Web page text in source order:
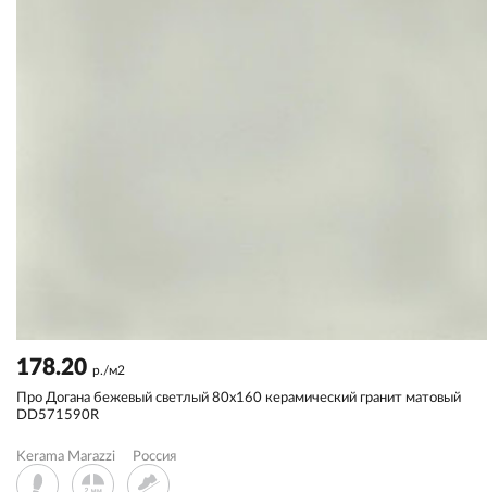
178.20 р./м2
Про Догана бежевый светлый 80x160 керамический гранит матовый
DD571590R
Kerama Marazzi Россия